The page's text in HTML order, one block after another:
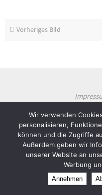
Vorheriges Bild
Theme
Präsentiert
Wir verwenden
personalisieren,
können und die Zugriffe
Außerdem geben wir
unserer Website an
Werbung
Annehmen